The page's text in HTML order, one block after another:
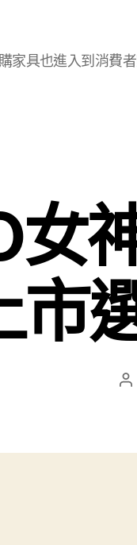
家具也進入到消費者
女
市
文